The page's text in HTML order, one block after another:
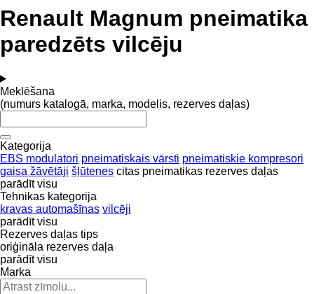
Renault Magnum pneimatika
paredzēts vilcēju
Meklēšana
(numurs katalogā, marka, modelis, rezerves daļas)
Kategorija
EBS modulatori pneimatiskais vārsti pneimatiskie kompresori
gaisa žāvētāji šļūtenes citas pneimatikas rezerves daļas
parādīt visu
Tehnikas kategorija
kravas automašīnas vilcēji
parādīt visu
Rezerves daļas tips
oriģināla rezerves daļa
parādīt visu
Marka